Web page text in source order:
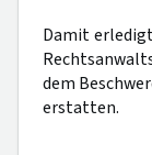
Damit
dem
erstatten.